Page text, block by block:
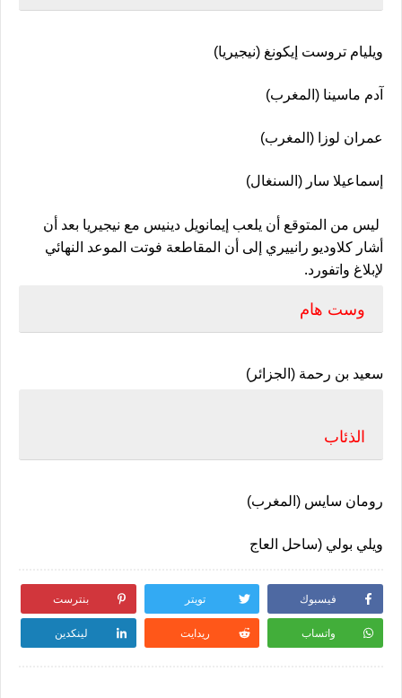
ويليام تروست إيكونغ (نيجيريا)
آدم ماسينا (المغرب)
عمران لوزا (المغرب)
إسماعيلا سار (السنغال)
ليس من المتوقع أن يلعب إيمانويل دينيس مع نيجيريا بعد أن
أشار كلاوديو رانييري إلى أن المقاطعة فوتت الموعد النهائي
لإبلاغ واتفورد.
وست هام
سعيد بن رحمة (الجزائر)
الذئاب
رومان سايس (المغرب)
ويلي بولي (ساحل العاج
فيسبوك تويتر بنترست
واتساب ريدايت لينكدين